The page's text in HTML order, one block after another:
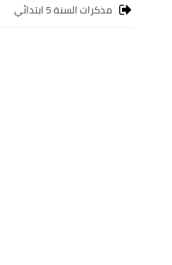
مذكرات السنة 5 ابتدائي